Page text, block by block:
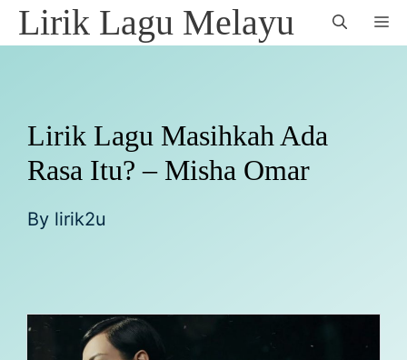
SkipLirik Lagu Melayu
Lirik Lagu Masihkah Ada
Rasa Itu? – Misha Omar
By lirik2u